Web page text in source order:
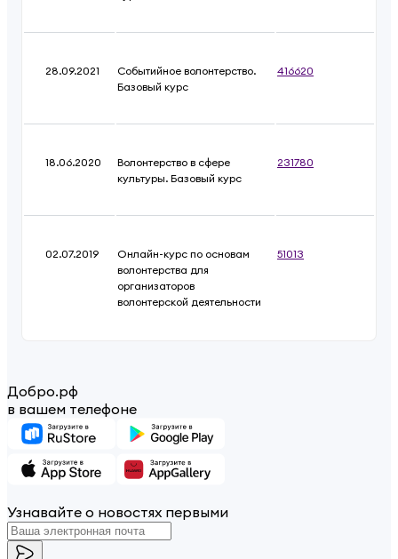
28.09.2021
Событийное волонтерство.
Базовый курс
416620
18.06.2020
Волонтерство в сфере
культуры. Базовый курс
231780
02.07.2019
Онлайн-курс по основам
волонтерства для
организаторов
волонтерской деятельности
51013
Добро.рф
в вашем телефоне
Узнавайте о новостях первыми